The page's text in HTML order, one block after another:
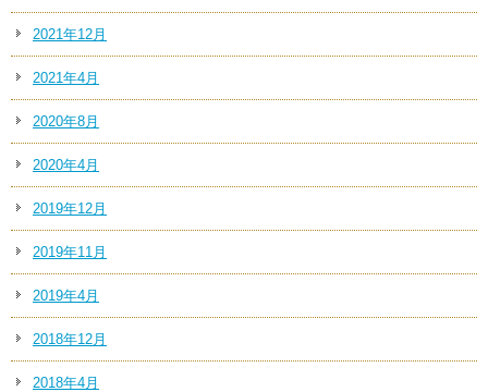
2021年12月
2021年4月
2020年8月
2020年4月
2019年12月
2019年11月
2019年4月
2018年12月
2018年4月